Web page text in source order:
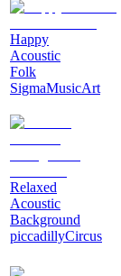
Happy
Acoustic
Folk
SigmaMusicArt
Relaxed
Acoustic
Background
piccadillyCircus